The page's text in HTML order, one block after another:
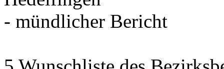
- mündlicher Bericht